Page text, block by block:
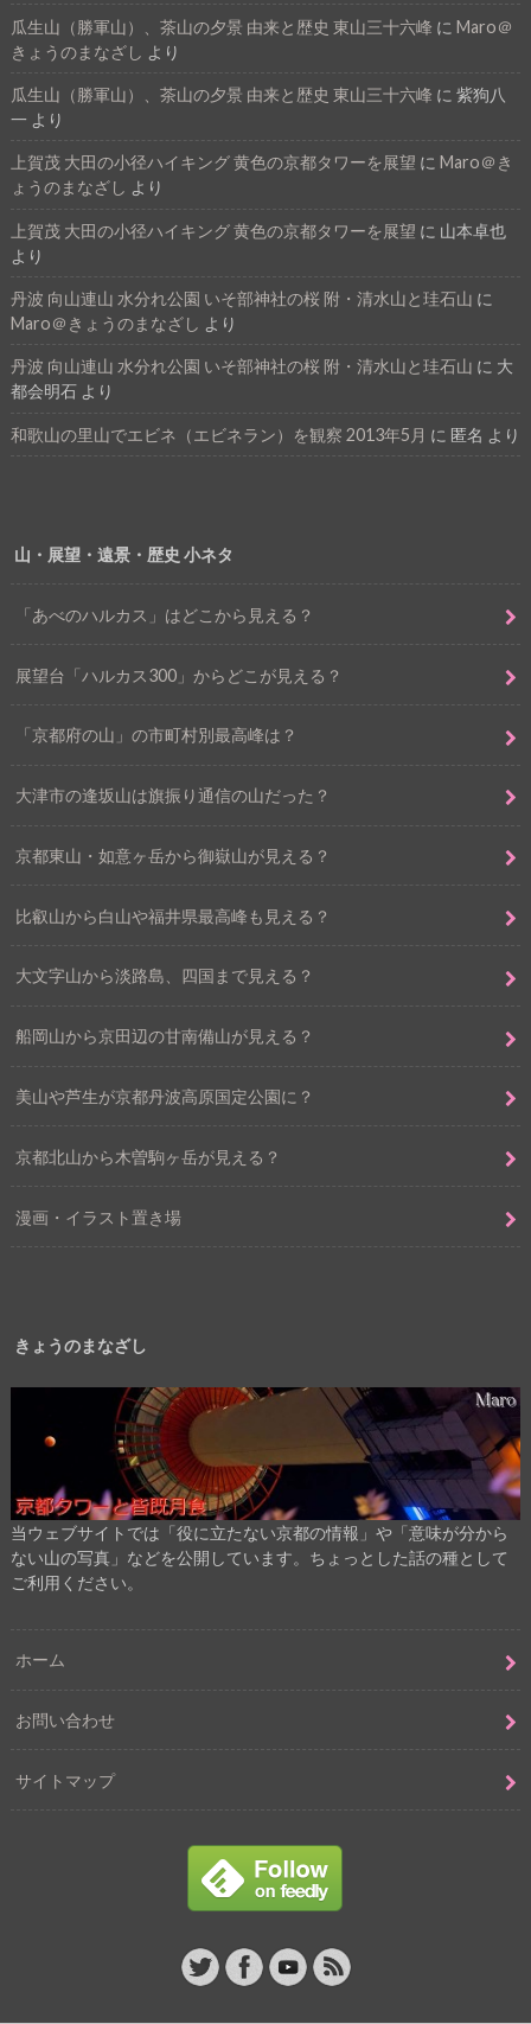
瓜生山（勝軍山）、茶山の夕景 由来と歴史 東山三十六峰 に Maro＠
きょうのまなざし より
瓜生山（勝軍山）、茶山の夕景 由来と歴史 東山三十六峰 に 紫狗八
一 より
上賀茂 大田の小径ハイキング 黄色の京都タワーを展望 に Maro＠き
ょうのまなざし より
上賀茂 大田の小径ハイキング 黄色の京都タワーを展望 に 山本卓也
より
丹波 向山連山 水分れ公園 いそ部神社の桜 附・清水山と珪石山 に
Maro＠きょうのまなざし より
丹波 向山連山 水分れ公園 いそ部神社の桜 附・清水山と珪石山 に 大
都会明石より
和歌山の里山でエビネ（エビネラン）を観察 2013年5月 に 匿名 より
山・展望・遠景・歴史 小ネタ
「あべのハルカス」はどこから見える？
展望台「ハルカス300」からどこが見える？
「京都府の山」の市町村別最高峰は？
大津市の逢坂山は旗振り通信の山だった？
京都東山・如意ヶ岳から御嶽山が見える？
比叡山から白山や福井県最高峰も見える？
大文字山から淡路島、四国まで見える？
船岡山から京田辺の甘南備山が見える？
美山や芦生が京都丹波高原国定公園に？
京都北山から木曽駒ヶ岳が見える？
漫画・イラスト置き場
きょうのまなざし
当ウェブサイトでは「役に立たない京都の情報」や「意味が分から
ない山の写真」などを公開しています。ちょっとした話の種として
ご利用ください。
ホーム
お問い合わせ
サイトマップ